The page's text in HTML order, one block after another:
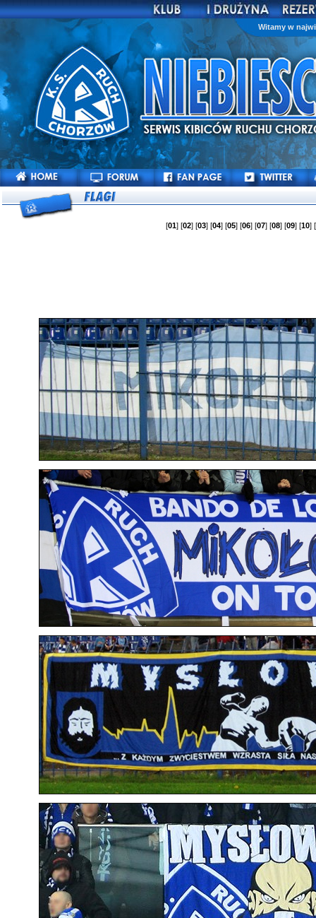
Witamy w
[01] [02] [03] [04] [05] [06] [07] [08] [09] [10] [